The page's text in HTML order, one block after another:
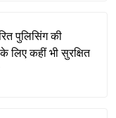
पुलिसिंग की
लिए कहीं भी सुरक्षित